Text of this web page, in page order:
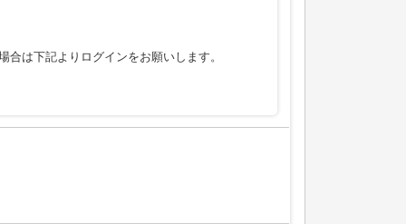
は下記よりログインをお願いします。